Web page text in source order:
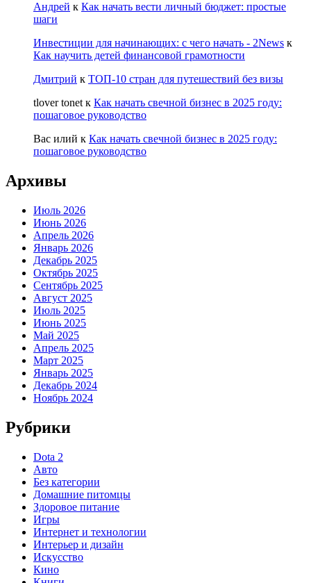
Андрей к Как начать вести личный бюджет: простые
шаги
Инвестиции для начинающих: с чего начать - 2News к
Как научить детей финансовой грамотности
Дмитрий к ТОП-10 стран для путешествий без визы
tlover tonetк Как начать свечной бизнес в 2025 году:
пошаговое руководство
Вас илий к Как начать свечной бизнес в 2025 году:
пошаговое руководство
Архивы
Июль 2026
Июнь 2026
Апрель 2026
Январь 2026
Декабрь 2025
Октябрь 2025
Сентябрь 2025
Август 2025
Июль 2025
Июнь 2025
Май 2025
Апрель 2025
Март 2025
Январь 2025
Декабрь 2024
Ноябрь 2024
Рубрики
Dota 2
Авто
Без категории
Домашние питомцы
Здоровое питание
Игры
Интернет и технологии
Интерьер и дизайн
Искусство
Кино